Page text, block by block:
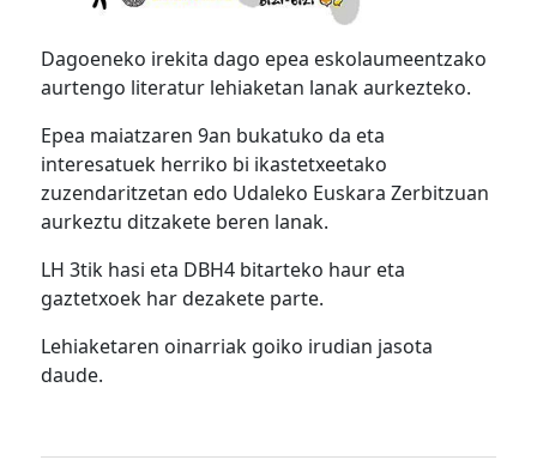
Dagoeneko irekita dago epea eskolaumeentzako
aurtengo literatur lehiaketan lanak aurkezteko.
Epea maiatzaren 9an bukatuko da eta
interesatuek herriko bi ikastetxeetako
zuzendaritzetan edo Udaleko Euskara Zerbitzuan
aurkeztu ditzakete beren lanak.
LH 3tik hasi eta DBH4 bitarteko haur eta
gaztetxoek har dezakete parte.
Lehiaketaren oinarriak goiko irudian jasota
daude.